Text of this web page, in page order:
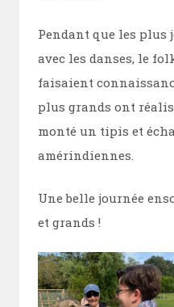
Pendant que les
avec les danses, le
faisaient
plus grands ont
monté un tipis et
amérindiennes.
Une belle journée
et grands !